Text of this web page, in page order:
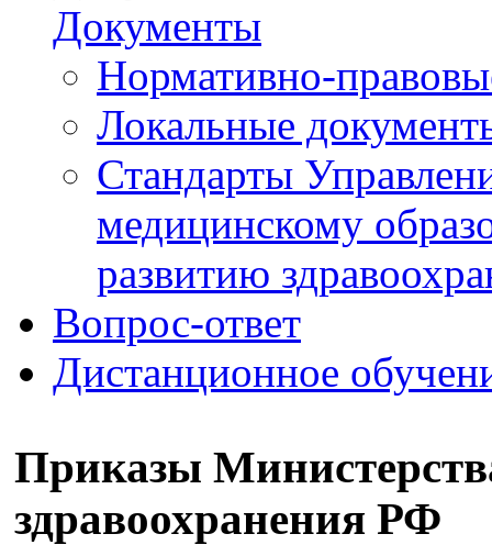
Документы
Нормативно-
Локальные
Стандарты
медицинскому
развитию
Вопрос-ответ
Дистанционное
Приказы
здравоохранения РФ